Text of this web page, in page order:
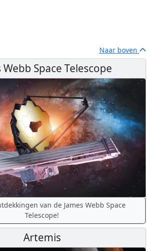
Naar boven
Webb Space Telescope
van de James Webb Space
Telescope!
Artemis